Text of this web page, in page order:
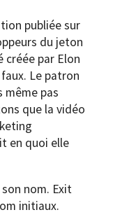
publiée sur
du jeton
par Elon
Le patron
même pas
que la vidéo
en quoi elle
nom. Exit
initiaux.